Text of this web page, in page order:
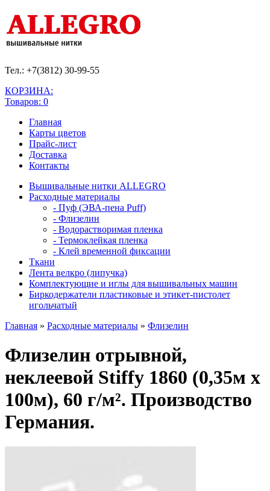
Тел.: +7(3812) 30-99-55
КОРЗИНА:
Товаров: 0
Главная
Карты цветов
Прайс-лист
Доставка
Контакты
Вышивальные нитки ALLEGRO
Расходные материалы
- Пуф (ЭВА-пена Puff)
- Флизелин
- Водорастворимая пленка
- Термоклейкая пленка
- Клей временной фиксации
Ткани
Лента велкро (липучка)
Комплектующие и иглы для вышивальных машин
Биркодержатели пластиковые и этикет-пистолет
игольчатый
Главная » Расходные материалы » Флизелин
Флизелин отрывной,
неклеевой Stiffy 1860 (0,35м х
100м), 60 г/м². Производство
Германия.